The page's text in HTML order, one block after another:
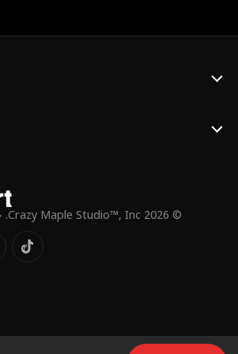
لكن مالك، بخطوات ذكية ومواقف مفاجئة، يثبت
© 2026 Crazy Maple Studio™, Inc. جميع الحقوق محفوظة.